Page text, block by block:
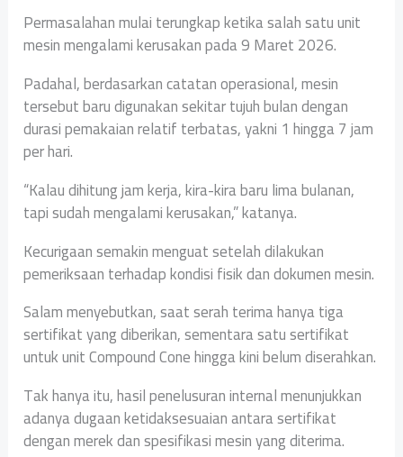
Permasalahan mulai terungkap ketika salah satu unit
mesin mengalami kerusakan pada 9 Maret 2026.
Padahal, berdasarkan catatan operasional, mesin
tersebut baru digunakan sekitar tujuh bulan dengan
durasi pemakaian relatif terbatas, yakni 1 hingga 7 jam
per hari.
“Kalau dihitung jam kerja, kira-kira baru lima bulanan,
tapi sudah mengalami kerusakan,” katanya.
Kecurigaan semakin menguat setelah dilakukan
pemeriksaan terhadap kondisi fisik dan dokumen mesin.
Salam menyebutkan, saat serah terima hanya tiga
sertifikat yang diberikan, sementara satu sertifikat
untuk unit Compound Cone hingga kini belum diserahkan.
Tak hanya itu, hasil penelusuran internal menunjukkan
adanya dugaan ketidaksesuaian antara sertifikat
dengan merek dan spesifikasi mesin yang diterima.